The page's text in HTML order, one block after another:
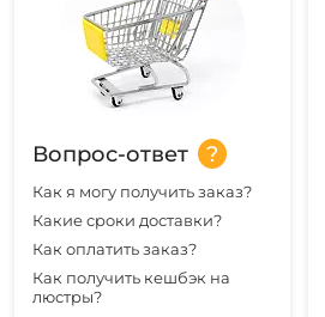
Вопрос-ответ
Как я могу получить заказ?
Какие сроки доставки?
Как оплатить заказ?
Как получить кешбэк на
люстры?